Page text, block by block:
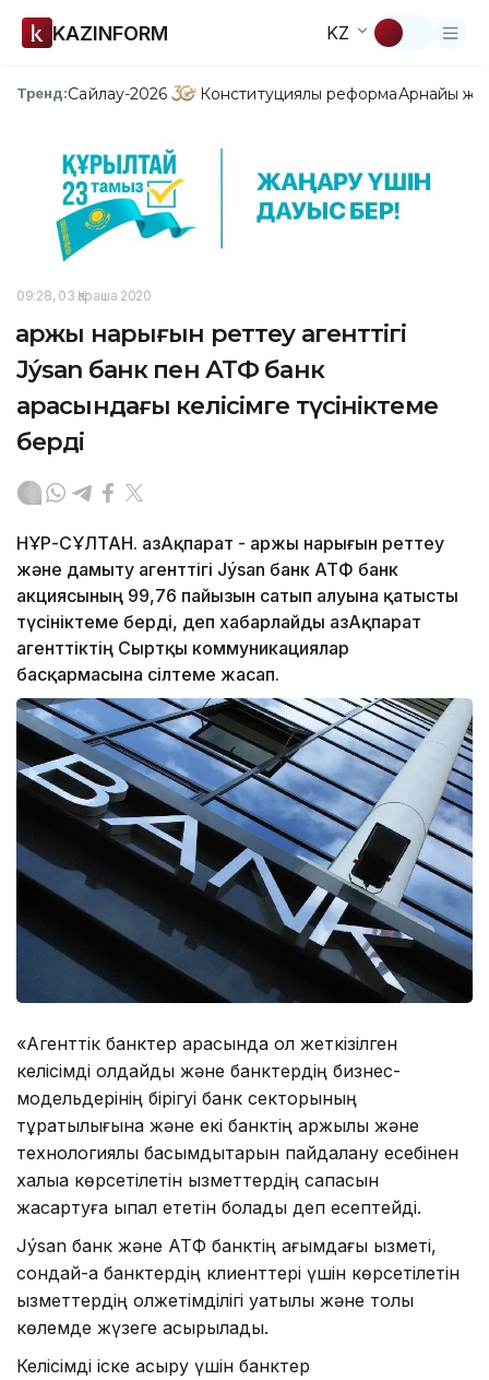
KAZINFORM KZ
Тренд:Сайлау-2026 Конституциялық реформаАрнайы
09:28, 03 Қараша 2020
Қаржы нарығын реттеу агенттігі
Jýsan банк пен АТФ банк
арасындағы келісімге түсініктеме
берді
НҰР-СҰЛТАН. ҚазАқпарат - Қаржы нарығын реттеу
және дамыту агенттігі Jýsan банк АТФ банк
акциясының 99,76 пайызын сатып алуына қатысты
түсініктеме берді, деп хабарлайды ҚазАқпарат
агенттіктің Сыртқы коммуникациялар
басқармасына сілтеме жасап.
«Агенттік банктер арасында қол жеткізілген
келісімді қолдайды және банктердің бизнес-
модельдерінің бірігуі банк секторының
тұрақтылығына және екі банктің қаржылық және
технологиялық басымдықтарын пайдалану есебінен
халыққа көрсетілетін қызметтердің сапасын
жақсартуға ықпал ететін болады деп есептейді.
Jýsan банк және АТФ банктің ағымдағы қызметі,
сондай-ақ банктердің клиенттері үшін көрсетілетін
қызметтердің қолжетімділігі уақтылы және толық
көлемде жүзеге асырылады.
Келісімді іске асыру үшін банктер